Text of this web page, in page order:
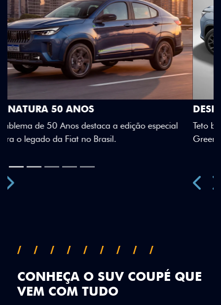
DESIGN QUE SE DESTACA
Teto bicolor, adesivos estilizados e detalhes em Citrus
Green criam uma identidade visual única.
CONHEÇA O SUV COUPÉ QUE
VEM COM TUDO